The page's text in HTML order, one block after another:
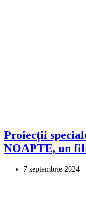
Proiecții
NOAPTE, un
7 septembrie 2024